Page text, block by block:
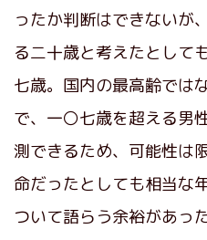
ったか判断はできないが
る二十歳と考えたとして
七歳。国内の最高齢では
で、一〇七歳を超える男
測できるため、可能性は
命だったとしても相当な
ついて語らう余裕があっ